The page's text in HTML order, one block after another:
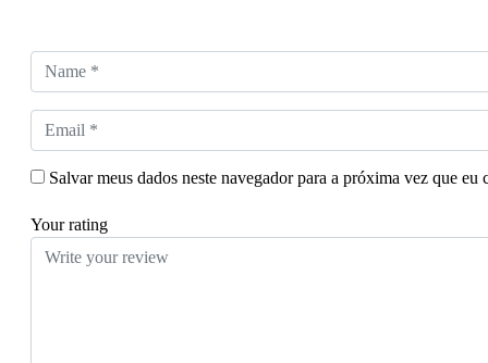
Salvar meus dados neste navegador para a próxima vez que eu
Your rating